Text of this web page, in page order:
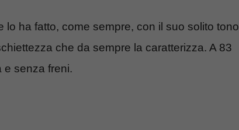
lo ha fatto, come sempre, con il suo solito tono
che da sempre la caratterizza. A 83
e senza freni.